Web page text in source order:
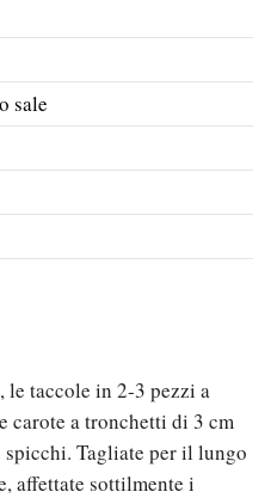
sale
le taccole in 2-3 pezzi a
carote a tronchetti di 3 cm
Tagliate per il lungo
affettate sottilmente i